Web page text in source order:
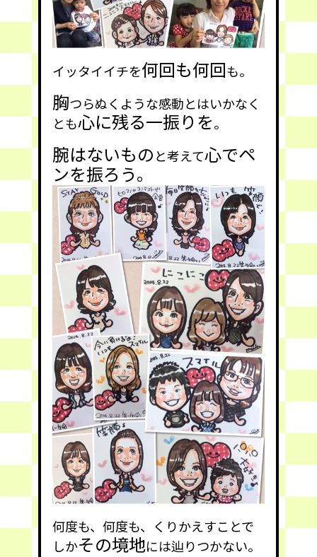
イッタイイチを何回も何回も。
胸つらぬくような感動とはいかなく
とも心に残る一振りを。
腕はないものと考えて心でペ
ンを振ろう。
何度も、何度も、くりかえすことで
しかその境地には辿りつかない。